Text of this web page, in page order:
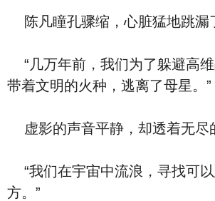
陈凡瞳孔骤缩，心脏猛地跳漏
“几万年前，我们为了躲避高维
带着文明的火种，逃离了母星。”
虚影的声音平静，却透着无尽
“我们在宇宙中流浪，寻找可
方。”